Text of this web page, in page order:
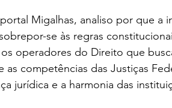
Migalhas, analiso por que a
se às regras
operadores do Direito que
as competências das Justiças
jurídica e a harmonia das